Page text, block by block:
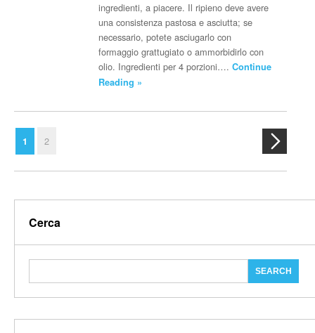
ingredienti, a piacere. Il ripieno deve avere
una consistenza pastosa e asciutta; se
necessario, potete asciugarlo con
formaggio grattugiato o ammorbidirlo con
olio. Ingredienti per 4 porzioni….Continue
Reading »
1 2
Cerca